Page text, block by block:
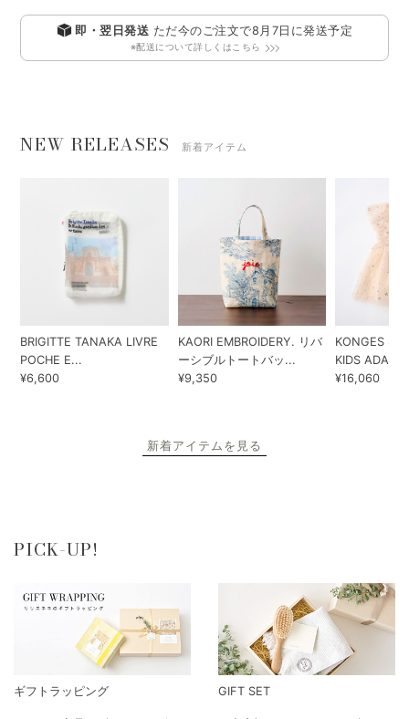
SLOEJD キッズ ピコレー …
定価1,760円
(本体価格:1,120円)
ンドル付ポーチ（964 ゴー …
定価5,720円
4,004円 (本体価格:3,640円)
7 8
ただ今のご注文で に発送予定
BRIGITTE TANAKA LIVRE
KAORI EMBROIDERY. リバ